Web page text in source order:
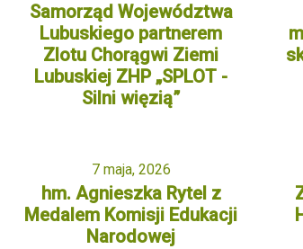
Samorząd Województwa
Lubuskiego partnerem
Zlotu Chorągwi Ziemi
Lubuskiej ZHP „SPLOT -
Silni więzią”
7 maja, 2026
hm. Agnieszka Rytel z
Medalem Komisji Edukacji
Narodowej